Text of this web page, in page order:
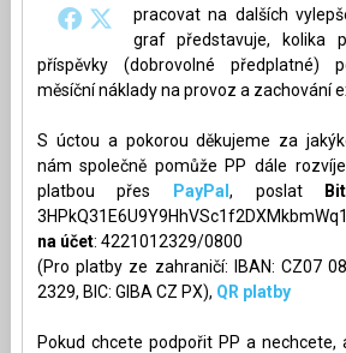
pracovat na dalších
graf představuje, kolika
příspěvky (dobrovolné předplatné)
měsíční náklady na provoz a zachování
S úctou a pokorou děkujeme za
nám společně pomůže PP dále
platbou přes
PayPal , poslat
na účet: 4221012329/0800
(Pro platby ze zahraničí: IBAN: CZ07
2329, BIC: GIBA CZ PX), QR platby
Pokud chcete podpořit PP a nechcete,